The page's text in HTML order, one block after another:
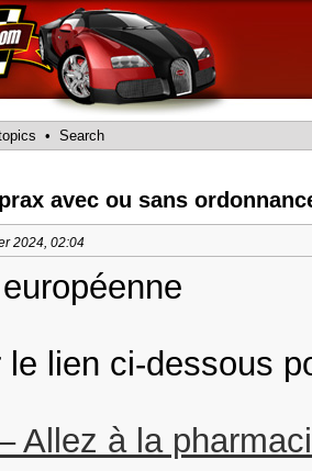
• Search
avec ou sans
2024, 02:04
le lien ci-dessous
Allez à la